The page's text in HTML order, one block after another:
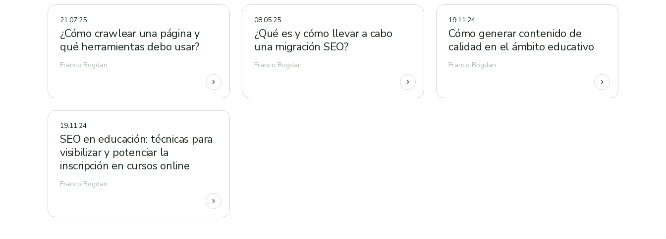
21.07.25
¿Cómo crawlear una página y
qué herramientas debo usar?
Franco Bogdan
08.05.25
¿Qué es y cómo llevar a cabo
una migración SEO?
Franco Bogdan
19.11.24
Cómo generar contenido de
calidad en el ámbito educativo
Franco Bogdan
19.11.24
SEO en educación: técnicas para
visibilizar y potenciar la
inscripción en cursos online
Franco Bogdan